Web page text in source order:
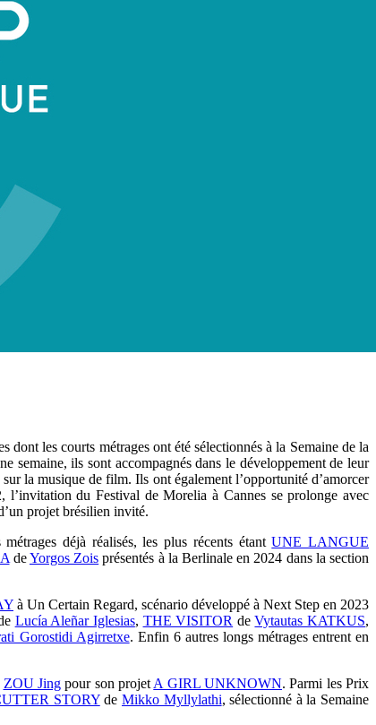
les courts métrages ont été sélectionnés à la Semaine de la
semaine, ils sont accompagnés dans le développement de leur
la musique de film. Ils ont également l’opportunité d’amorcer
l’invitation du Festival de Morelia à Cannes se prolonge avec
projet brésilien invité.
métrages déjà réalisés, les plus récents étantUNE LANGUE
deYorgos Zois présentés à la Berlinale en 2024 dans la section
à Un Certain Regard, scénario développé à Next Step en 2023
Lucía Aleñar Iglesias, THE VISITOR deVytautas KATKUS,
Gorostidi Agirretxe. Enfin 6 autres longs métrages entrent en
ZOU Jingpour son projetA GIRL UNKNOWN. Parmi les Prix
STORYde Mikko Myllylathi, sélectionné à la Semaine